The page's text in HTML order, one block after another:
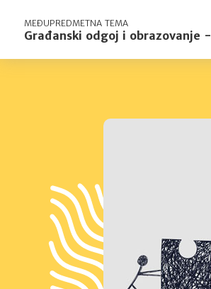
MEĐUPREDMETNA TEMA
Građanski odgoj i obrazovanje